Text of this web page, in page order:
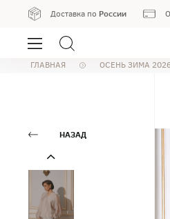
Доставка по России
ГЛАВНАЯ
ОСЕНЬ ЗИМА
НАЗАД